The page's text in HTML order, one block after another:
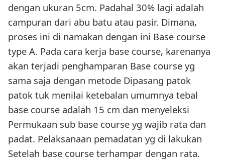
dengan ukuran 5cm. Padahal 30% lagi adalah
campuran dari abu batu atau pasir. Dimana,
proses ini di namakan dengan ini Base course
type A. Pada cara kerja base course, karenanya
akan terjadi penghamparan Base course yg
sama saja dengan metode Dipasang patok
patok tuk menilai ketebalan umumnya tebal
base course adalah 15 cm dan menyeleksi
Permukaan sub base course yg wajib rata dan
padat. Pelaksanaan pemadatan yg di lakukan
Setelah base course terhampar dengan rata.